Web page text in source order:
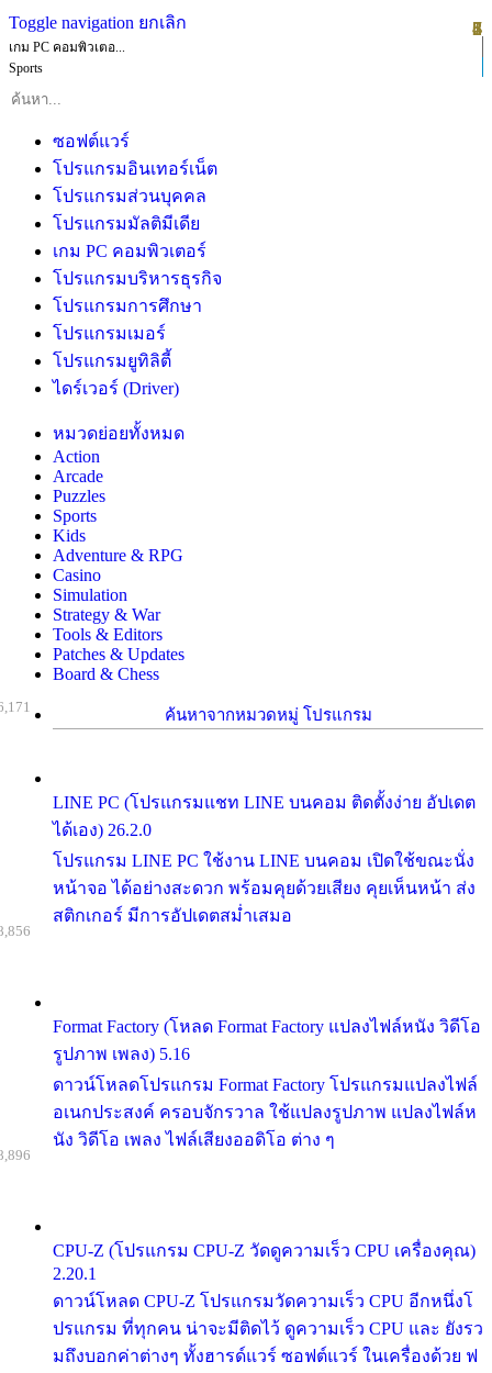
Toggle navigation ยกเลิก
เกม PC คอมพิวเตอ...
Sports
ซอฟต์แวร์
โปรแกรมอินเทอร์เน็ต
โปรแกรมส่วนบุคคล
โปรแกรมมัลติมีเดีย
เกม PC คอมพิวเตอร์
โปรแกรมบริหารธุรกิจ
โปรแกรมการศึกษา
โปรแกรมเมอร์
โปรแกรมยูทิลิตี้
ไดร์เวอร์ (Driver)
หมวดย่อยทั้งหมด
Action
Arcade
Puzzles
Sports
Kids
Adventure & RPG
Casino
Simulation
Strategy & War
Tools & Editors
Patches & Updates
Board & Chess
ค้นหาจากหมวดหมู่ โปรแกรม
LINE PC (โปรแกรมแชท LINE บนคอม ติดตั้งง่าย อัปเดต
ได้เอง) 26.2.0
โปรแกรม LINE PC ใช้งาน LINE บนคอม เปิดใช้ขณะนั่ง
หน้าจอ ได้อย่างสะดวก พร้อมคุยด้วยเสียง คุยเห็นหน้า ส่ง
สติกเกอร์ มีการอัปเดตสม่ำเสมอ
Format Factory (โหลด Format Factory แปลงไฟล์หนัง วิดีโอ
รูปภาพ เพลง) 5.16
ดาวน์โหลดโปรแกรม Format Factory โปรแกรมแปลงไฟล์
อเนกประสงค์ ครอบจักรวาล ใช้แปลงรูปภาพ แปลงไฟล์ห
นัง วิดีโอ เพลง ไฟล์เสียงออดิโอ ต่าง ๆ
CPU-Z (โปรแกรม CPU-Z วัดดูความเร็ว CPU เครื่องคุณ)
2.20.1
ดาวน์โหลด CPU-Z โปรแกรมวัดความเร็ว CPU อีกหนึ่งโ
ปรแกรม ที่ทุกคน น่าจะมีติดไว้ ดูความเร็ว CPU และ ยังรว
มถึงบอกค่าต่างๆ ทั้งฮารด์แวร์ ซอฟต์แวร์ ในเครื่องด้วย ฟ
1
2
3
4
5
6
7
8